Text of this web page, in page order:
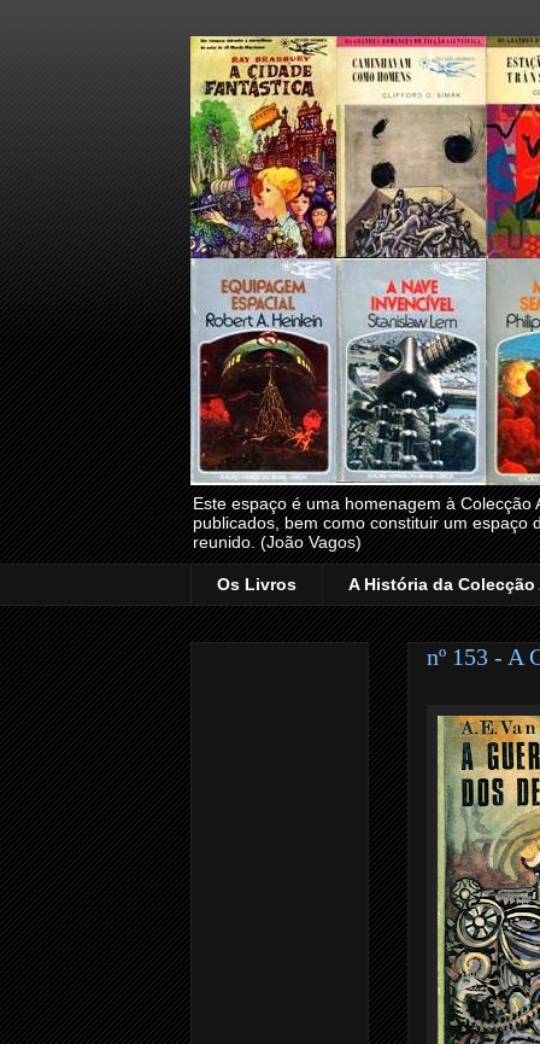
Este espaço é uma homenagem à
publicados, bem como constituir um espaço
reunido. (João Vagos)
Os Livros A História da
nº 153 - A